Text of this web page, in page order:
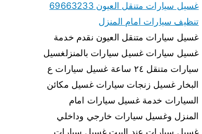
غسيل سيارات متنقل العيون 69663233
تنظيف سيارات امام المنزل
غسيل سيارات متنقل العيون نقدم خدمة
غسيل سيارات غسيل سيارات بالمنزلغسيل
سيارات متنقل ٢٤ ساعة غسيل سيارات ع
البخار غسيل زنجات سيارات غسيل مكائن
السيارات خدمة غسيل سيارات امام
المنزل وغسيل سيارات خارجي وداخلي
غسيل سيارات عند البيت غسيل سيارات